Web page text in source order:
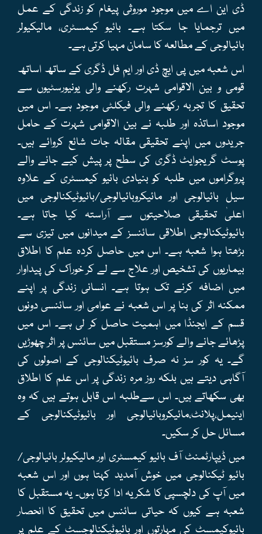
ڈی این اے میں موجود موروثی پیغام کو زندگی کے عمل
میں ترجمایا جا سکتا ہے۔ بائیو کیمسٹری، مالیکیولر
بائیالوجی کے مطالعہ کا سامان مہیا کرتی ہے۔
اس شعبہ میں پی ایچ ڈی اور ایم فل ڈگری کے ساتھ اساتھ
قومی و بین الاقوامی شہرت رکھنے والی یونیورسٹیوں سے
تحقیق کا تجربہ رکھنے والی فیکلٹی موجود ہے۔ اس میں
موجود اساتذہ اور طلبہ نے بین الاقوامی شہرت کے حامل
جریدوں میں اپنے تحقیقی مقالہ جات شائع کروائے ہیں۔
پوسٹ گریجوایٹ ڈگری کی سطح پر پیش کیے جانے والے
پروگراموں میں طلبہ کو بنیادی بائیو کیمسٹری کے علاوہ
سیل بائیالوجی اور مائیکروبائیالوجی/بائیوٹیکنالوجی میں
اعلیٰ تحقیقی صلاحیتوں سے آراستہ کیا جاتا ہے۔
بائیوٹیکنالوجی اطلاقی سائنسز کے میدانوں میں تیزی سے
بڑھتا ہوا شعبہ ہے۔ اس میں حاصل کردہ علم کا اطلاق
بیماریوں کی تشخیص اور علاج سے لے کر خوراک کی پیداوار
میں اضافہ کرنے تک ہوتا ہے۔ انسانی زندگی پر اپنے
ممکنہ اثر کی بنا پر اس شعبہ نے عوامی اور سائنسی دونوں
قسم کے ایجنڈا میں اہمیت حاصل کر لی ہے۔ اس میں
پڑھائے جانے والے کورسز مستقبل میں سائنس پر اثر چھوڑیں
گے۔ یہ کور سز نہ صرف بائیوٹیکنالوجی کے اصولوں کی
آگاہی دیتے ہیں بلکہ روز مرہ زندگی پر اس علم کا اطلاق
بھی سکھاتے ہیں۔ اس سےطلبہ اس قابل ہوتے ہیں کہ وہ
اینیمل،پلانٹ،مائیکروبائیالوجی اور بائیوٹیکنالوجی کے
مسائل حل کر سکیں۔
میں ڈیپارٹمنٹ آف بائیو کیمسٹری اور مالیکیولر بائیالوجی/
بائیو ٹیکنالوجی میں خوش آمدید کہتا ہوں اور اس شعبہ
میں آپ کی دلچسپی کا شکریہ ادا کرتا ہوں۔ یہ مستقبل کا
شعبہ ہے کیوں کہ حیاتی سائنس میں تحقیق کا انحصار
بائیوکیمسٹ کی مہارتوں اور بائیوٹیکنالوجسٹ کے علم پر